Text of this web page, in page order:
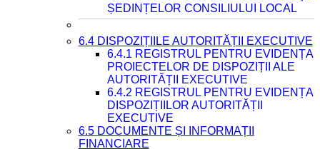
ȘEDINȚELOR CONSILIULUI LOCAL
6.4 DISPOZIȚIILE AUTORITĂȚII EXECUTIVE
6.4.1 REGISTRUL PENTRU EVIDENȚA
PROIECTELOR DE DISPOZIȚII ALE
AUTORITĂȚII EXECUTIVE
6.4.2 REGISTRUL PENTRU EVIDENȚA
DISPOZIȚIILOR AUTORITĂȚII
EXECUTIVE
6.5 DOCUMENTE ȘI INFORMAȚII
FINANCIARE